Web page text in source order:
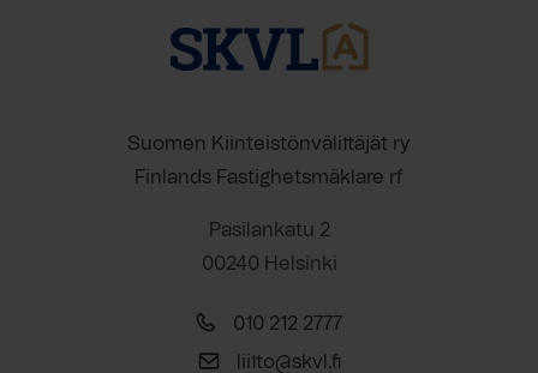
Suomen Kiinteistönvälittäjät ry
Finlands Fastighetsmäklare rf
Pasilankatu 2
00240 Helsinki
010 212 2777
liitto@skvl.fi